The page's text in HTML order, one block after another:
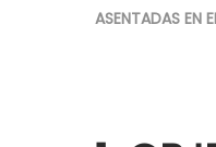
ASENTADAS EN